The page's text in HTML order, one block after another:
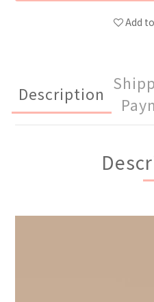
Add
Description